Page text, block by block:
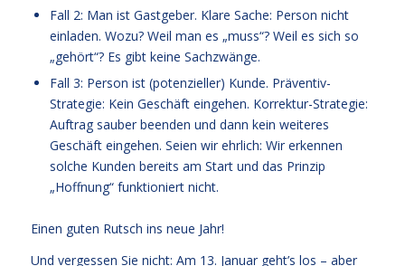
Fall 2: Man ist Gastgeber. Klare Sache: Person nicht
einladen. Wozu? Weil man es „muss“? Weil es sich so
„gehört“? Es gibt keine Sachzwänge.
Fall 3: Person ist (potenzieller) Kunde. Präventiv-
Strategie: Kein Geschäft eingehen. Korrektur-Strategie:
Auftrag sauber beenden und dann kein weiteres
Geschäft eingehen. Seien wir ehrlich: Wir erkennen
solche Kunden bereits am Start und das Prinzip
„Hoffnung“ funktioniert nicht.
Einen guten Rutsch ins neue Jahr!
Und vergessen Sie nicht: Am 13. Januar geht’s los – aber